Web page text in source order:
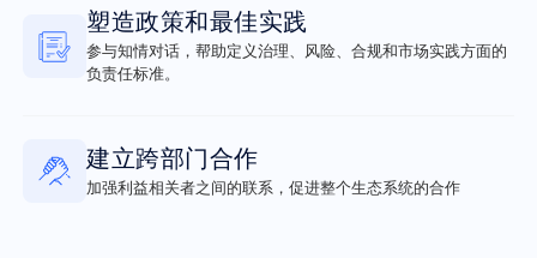
塑造政策和最佳实践
参与知情对话，帮助定义治理、风险、合规和市场实践方面的
负责任标准。
建立跨部门合作
加强利益相关者之间的联系，促进整个生态系统的合作